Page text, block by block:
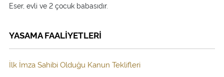
Eser, evli ve 2 çocuk babasıdır.
YASAMA FAALİYETLERİ
İlk İmza Sahibi Olduğu Kanun Teklifleri